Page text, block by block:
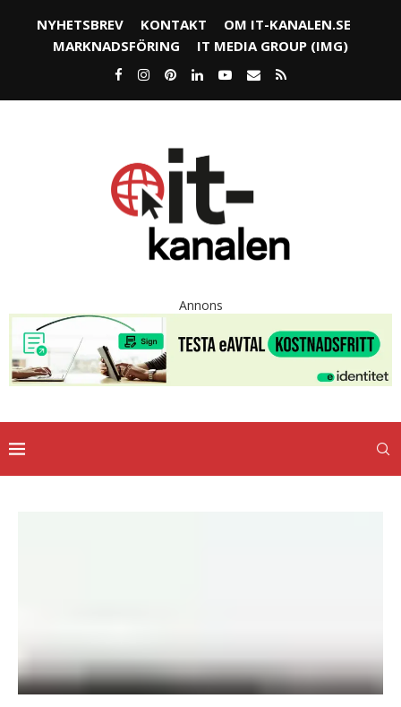
NYHETSBREV KONTAKT
OM IT-KANALEN.SE
MARKNADSFÖRING
IT MEDIA GROUP (IMG)
Annons